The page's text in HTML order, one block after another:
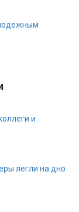
и
легли на дно